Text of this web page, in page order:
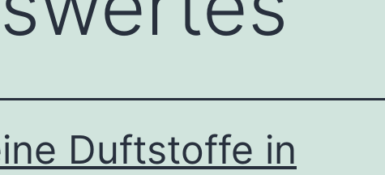
Duftstoffe in